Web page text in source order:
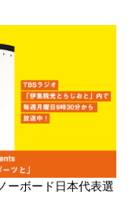
ーボード日本代表選